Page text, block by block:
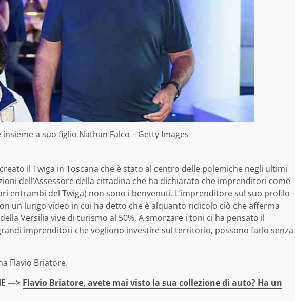
a suo figlio Nathan Falco – Getty Images
il Twiga in Toscana che è stato al centro delle polemiche negli ultimi
dell’Assessore della cittadina che ha dichiarato che imprenditori come
entrambi del Twiga) non sono i benvenuti. L’imprenditore sul suo profilo
un lungo video in cui ha detto che è alquanto ridicolo ciò che afferma
Versilia vive di turismo al 50%. A smorzare i toni ci ha pensato il
imprenditori che vogliono investire sul territorio, possono farlo senza
Flavio Briatore.
—> Flavio Briatore, avete mai visto la sua collezione di auto? Ha un